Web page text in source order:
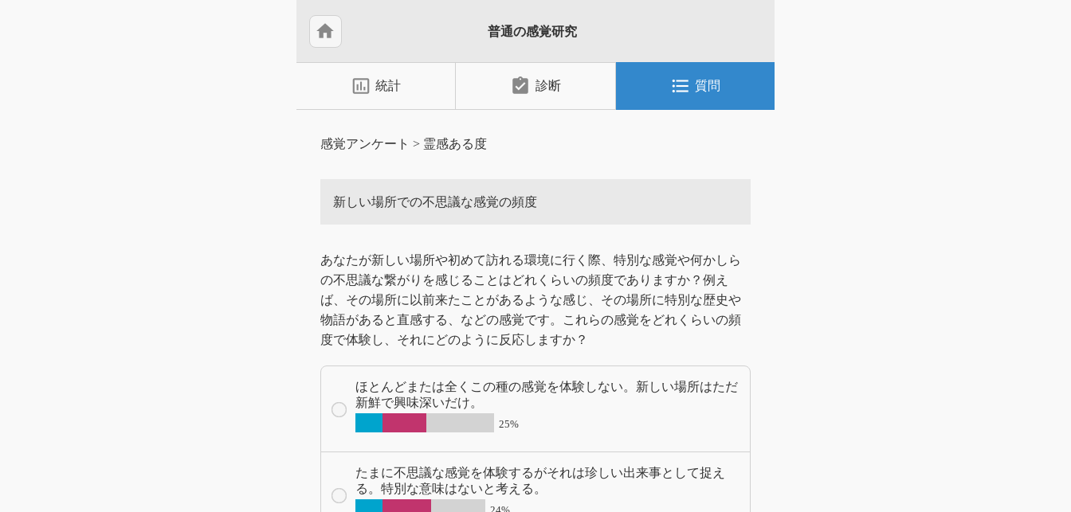
home 普通の感覚研究
insert_chart_outlined 統計 assignment_turned_in 診断 format_list_bulleted 質問
感覚アンケート > 霊感ある度
新しい場所での不思議な感覚の頻度
あなたが新しい場所や初めて訪れる環境に行く際、特別な感覚や何かしら
の不思議な繋がりを感じることはどれくらいの頻度でありますか？例え
ば、その場所に以前来たことがあるような感じ、その場所に特別な歴史や
物語があると直感する、などの感覚です。これらの感覚をどれくらいの頻
度で体験し、それにどのように反応しますか？
ほとんどまたは全くこの種の感覚を体験しない。新しい場所はただ
新鮮で興味深いだけ。
25%
たまに不思議な感覚を体験するがそれは珍しい出来事として捉え
る。特別な意味はないと考える。